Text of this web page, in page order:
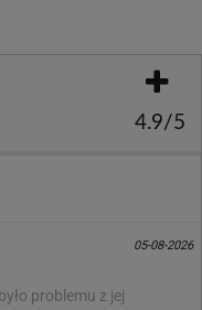
4.9/5
05-08-2026
problemu z jej